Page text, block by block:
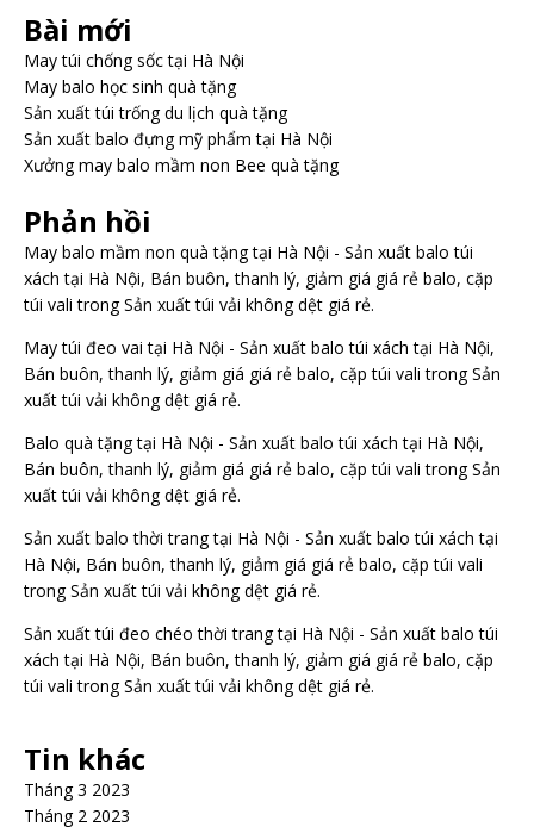
Bài mới
May túi chống sốc tại Hà Nội
May balo học sinh quà tặng
Sản xuất túi trống du lịch quà tặng
Sản xuất balo đựng mỹ phẩm tại Hà Nội
Xưởng may balo mầm non Bee quà tặng
Phản hồi
May balo mầm non quà tặng tại Hà Nội - Sản xuất balo túi
xách tại Hà Nội, Bán buôn, thanh lý, giảm giá giá rẻ balo, cặp
túi vali trongSản xuất túi vải không dệt giá rẻ.
May túi đeo vai tại Hà Nội - Sản xuất balo túi xách tại Hà Nội,
Bán buôn, thanh lý, giảm giá giá rẻ balo, cặp túi vali trongSản
xuất túi vải không dệt giá rẻ.
Balo quà tặng tại Hà Nội - Sản xuất balo túi xách tại Hà Nội,
Bán buôn, thanh lý, giảm giá giá rẻ balo, cặp túi vali trongSản
xuất túi vải không dệt giá rẻ.
Sản xuất balo thời trang tại Hà Nội - Sản xuất balo túi xách tại
Hà Nội, Bán buôn, thanh lý, giảm giá giá rẻ balo, cặp túi vali
trongSản xuất túi vải không dệt giá rẻ.
Sản xuất túi đeo chéo thời trang tại Hà Nội - Sản xuất balo túi
xách tại Hà Nội, Bán buôn, thanh lý, giảm giá giá rẻ balo, cặp
túi vali trongSản xuất túi vải không dệt giá rẻ.
Tin khác
Tháng 3 2023
Tháng 2 2023